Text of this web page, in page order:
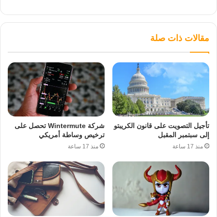
مقالات ذات صلة
تأجيل التصويت على قانون الكريبتو
إلى سبتمبر المقبل
منذ 17 ساعة
شركة Wintermute تحصل على
ترخيص وساطة أمريكي
منذ 17 ساعة